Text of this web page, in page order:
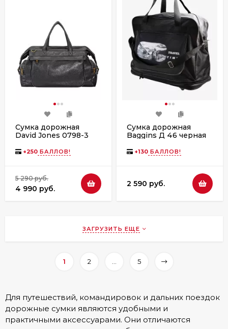
Сумка дорожная
David Jones 0798-3
+250 БАЛЛОВ!
5 290 руб.
4 990 руб.
Сумка дорожная
Baggins Д 46 черная
+130 БАЛЛОВ!
2 590 руб.
ЗАГРУЗИТЬ ЕЩЕ
1 2 ... 5
Для путешествий, командировок и дальних поездок
дорожные сумки являются удобными и
практичными аксессуарами. Они отличаются